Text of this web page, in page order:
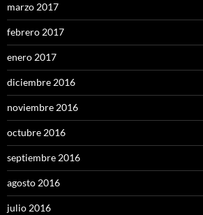
marzo 2017
febrero 2017
enero 2017
diciembre 2016
noviembre 2016
octubre 2016
septiembre 2016
agosto 2016
julio 2016